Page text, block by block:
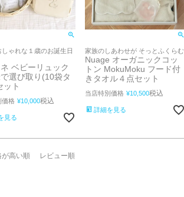
ゃれな１歳のお誕生日
ベビーリュック
選び取り(10袋タ
ット
価格 ¥10,000税込
見る
家族のしあわせが そっとふくらむ
Nuage オーガニックコッ
トン MokuMoku フード付
きタオル４点セット
当店特別価格 ¥10,500税込
詳細を見る
が高い順 レビュー順